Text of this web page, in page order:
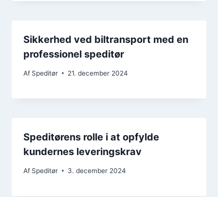
Sikkerhed ved biltransport med en
professionel speditør
Af Speditør 21. december 2024
Speditørens rolle i at opfylde
kundernes leveringskrav
Af Speditør 3. december 2024